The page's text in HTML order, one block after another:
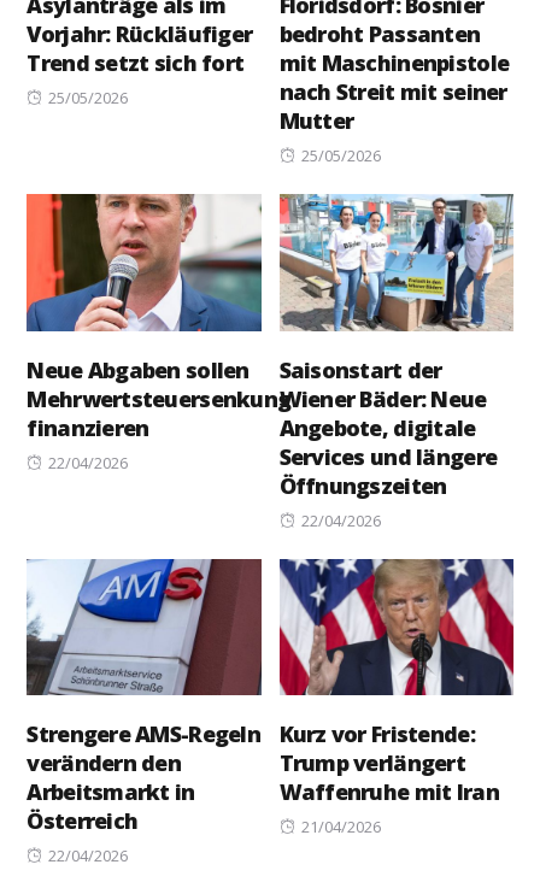
Vorjahr: Rückläufiger
Trend setzt sich fort
Posted
25/05/2026
bedroht Passanten
mit Maschinenpistole
nach Streit mit seiner
Mutter
Posted
25/05/2026
Neue Abgaben sollen
Mehrwertsteuersenkung
finanzieren
Posted
22/04/2026
Saisonstart der
Wiener Bäder: Neue
Angebote, digitale
Services und längere
Öffnungszeiten
Posted
22/04/2026
Strengere AMS-Regeln
verändern den
Arbeitsmarkt in
Österreich
Posted
22/04/2026
Kurz vor Fristende:
Trump verlängert
Waffenruhe mit Iran
Posted
21/04/2026